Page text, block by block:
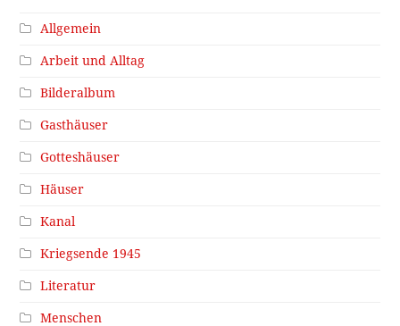
Allgemein
Arbeit und Alltag
Bilderalbum
Gasthäuser
Gotteshäuser
Häuser
Kanal
Kriegsende 1945
Literatur
Menschen